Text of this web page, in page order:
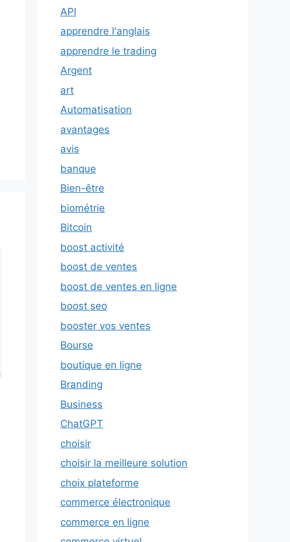
API
apprendre l'anglais
apprendre le trading
Argent
art
Automatisation
avantages
avis
banque
Bien-être
biométrie
Bitcoin
boost activité
boost de ventes
boost de ventes en ligne
boost seo
booster vos ventes
Bourse
boutique en ligne
Branding
Business
ChatGPT
choisir
choisir la meilleure solution
choix plateforme
commerce électronique
commerce en ligne